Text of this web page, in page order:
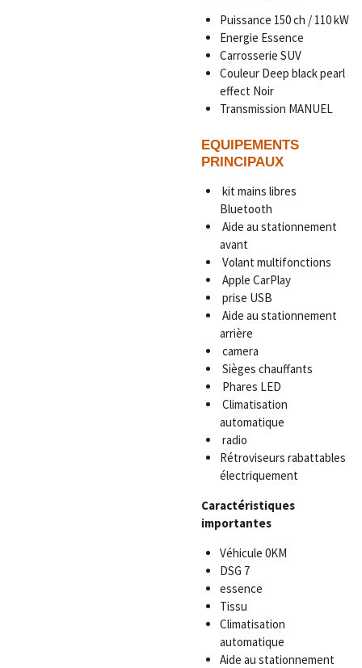
Puissance 150 ch / 110 kW
Energie Essence
Carrosserie SUV
Couleur Deep black pearl
effect Noir
Transmission MANUEL
EQUIPEMENTS
PRINCIPAUX
kit mains libres
Bluetooth
Aide au stationnement
avant
Volant multifonctions
Apple CarPlay
prise USB
Aide au stationnement
arrière
camera
Sièges chauffants
Phares LED
Climatisation
automatique
radio
Rétroviseurs rabattables
électriquement
Caractéristiques
importantes
Véhicule 0KM
DSG 7
essence
Tissu
Climatisation
automatique
Aide au stationnement